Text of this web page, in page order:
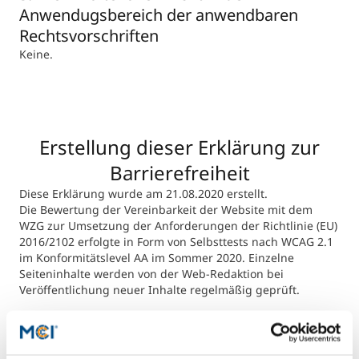
Seiten werden im Rahmen eines nächsten
Entwicklungszyklus korrigiert. Für ältere Seiten, die
nicht mehr aktualisiert werden und nicht für
laufende Verwaltungsverfahren erforderlich sind,
Erfolgskriterium A 3.2.2.
Diese Elemente werden im Rahmen des nächsten
Entwicklungszyklus korrigiert.
Anwendugsbereich der anwendbaren
Rechtsvorschriften
Keine.
Erstellung dieser Erklärung zur
Barrierefreiheit
Diese Erklärung wurde am 21.08.2020 erstellt.
Die Bewertung der Vereinbarkeit der Website mit dem
WZG zur Umsetzung der Anforderungen der Richtlinie (EU)
2016/2102 erfolgte in Form von Selbsttests nach WCAG 2.1
im Konformitätslevel AA im Sommer 2020. Einzelne
Seiteninhalte werden von der Web-Redaktion bei
Veröffentlichung neuer Inhalte regelmäßig geprüft.